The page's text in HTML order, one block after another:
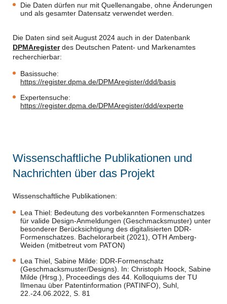
Die Daten dürfen nur mit Quellenangabe, ohne Änderungen
und als gesamter Datensatz verwendet werden.
Die Daten sind seit August 2024 auch in der Datenbank
DPMAregisterdes Deutschen Patent- und Markenamtes
recherchierbar:
Basissuche:
https://register.dpma.de/DPMAregister/ddd/basis
Expertensuche:
https://register.dpma.de/DPMAregister/ddd/experte
Wissenschaftliche Publikationen und
Nachrichten über das Projekt
Wissenschaftliche Publikationen:
Lea Thiel: Bedeutung des vorbekannten Formenschatzes
für valide Design-Anmeldungen (Geschmacksmuster) unter
besonderer Berücksichtigung des digitalisierten DDR-
Formenschatzes. Bachelorarbeit (2021), OTH Amberg-
Weiden (mitbetreut vom PATON)
Lea Thiel, Sabine Milde: DDR-Formenschatz
(Geschmacksmuster/Designs). In: Christoph Hoock, Sabine
Milde (Hrsg.), Proceedings des 44. Kolloquiums der TU
Ilmenau über Patentinformation (PATINFO), Suhl,
22.-24.06.2022, S. 81